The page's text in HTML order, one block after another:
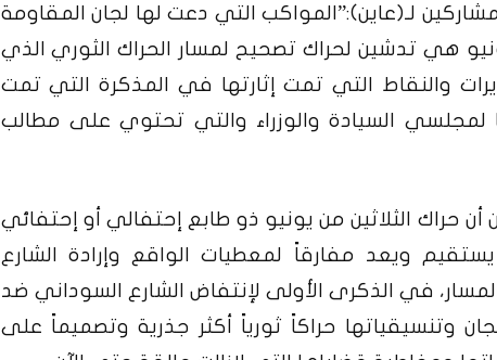
لـ(عاين):”المواكب التي دعت لها لجان المقاومة
هي تدشين لحراك تصحيح لمسار الحراك الثوري الذي
والنقاط التي تمت إثارتها في المذكرة التي تمت
لمجلسي السيادة والوزراء والتي تحتوي على مطالب
حراك الثلاثين من يونيو ذو طابع إحتفالي أو إحتفائي
ويعد مفارقاً لمعطيات الواقع وإرادة الشارع
في الذكرى الأولى لإنتفاض الشارع السوداني ضد
وتنسيقياتها حراكاً ثورياً أكثر جذرية وتصميماً على